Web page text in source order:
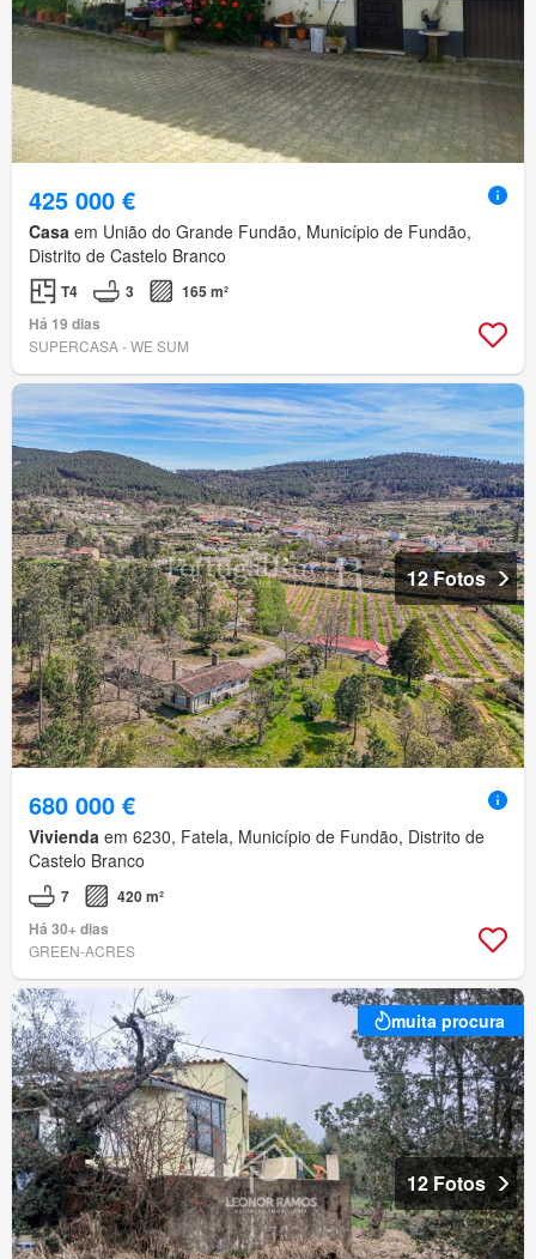
425 000 €
Casa em União do Grande Fundão, Município de Fundão,
Distrito de Castelo Branco
T4 3
165 m²
Há 19 dias
SUPERCASA - WE SUM
12 Fotos
680 000 €
Vivienda em 6230, Fatela, Município de Fundão, Distrito de
Castelo Branco
7
420 m²
Há 30+ dias
GREEN-ACRES
muita procura
12 Fotos